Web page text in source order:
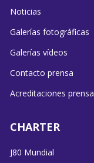
Noticias
Galerías fotográficas
Galerías vídeos
Contacto prensa
Acreditaciones prensa
CHARTER
J80 Mundial